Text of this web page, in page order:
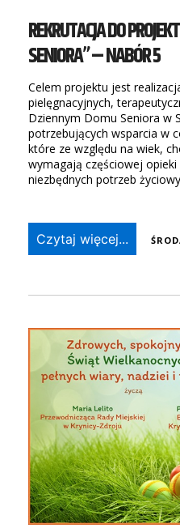
REKRUTACJA DO
SENIORA” – NABÓR 5
Celem projektu jest
pielęgnacyjnych,
Dziennym Domu Seniora w
potrzebujących wsparcia w
które ze względu na wiek,
wymagają częściowej
niezbędnych potrzeb
Czytaj więcej...